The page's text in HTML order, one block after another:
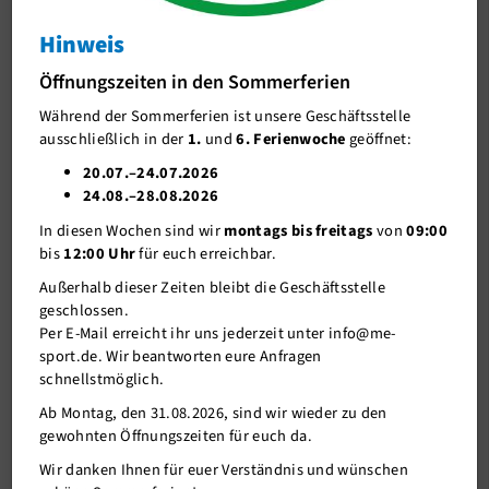
me-sport Plus > Specials
Yoga für jeden
07.11.2023
J-Team
Stellenangebote
Förderverein me-sport e.V.
Mitgliederservice
Verantwortung
Hinweis
Öffnungszeiten in den Sommerferien
Während der Sommerferien ist unsere Geschäftsstelle
ausschließlich in der 1. und6. Ferienwochegeöffnet:
20.07.–24.07.2026
24.08.–28.08.2026
In diesen Wochen sind wirmontags bis freitagsvon09:00
bis12:00 Uhrfür euch erreichbar.
Außerhalb dieser Zeiten bleibt die Geschäftsstelle
geschlossen.
Per E-Mail erreicht ihr uns jederzeit unter info@me-
sport.de. Wir beantworten eure Anfragen
schnellstmöglich.
Ab Montag, den 31.08.2026, sind wir wieder zu den
gewohnten Öffnungszeiten für euch da.
Wir danken Ihnen für euer Verständnis und wünschen